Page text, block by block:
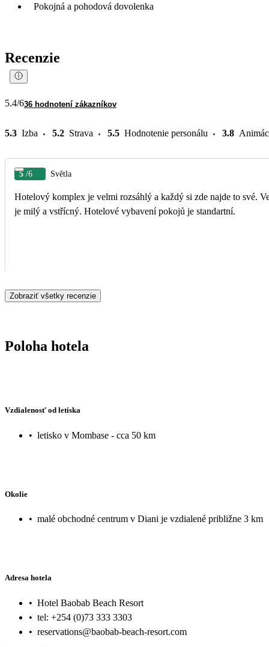
Pokojná a pohodová dovolenka
Recenzie
5.4/636 hodnotení zákazníkov
5.3 Izba 5.2 Strava 5.5 Hodnotenie personálu 3.8
5 /6 Světla
Hotelový komplex je velmi rozsáhlý a každý si zde najde to své. Velkou atrakcí jsou všudypřítomné opice, které nenechají žádné volně
je milý a vstřícný. Hotelové vybavení pokojů je standartní.
Zobraziť všetky recenzie
Poloha hotela
Vzdialenosť od letiska
• letisko v Mombase - cca 50 km
Okolie
• malé obchodné centrum v Diani je vzdialené približne 3 km
Adresa hotela
• Hotel Baobab Beach Resort
• tel: +254 (0)73 333 3303
• reservations@baobab-beach-resort.com